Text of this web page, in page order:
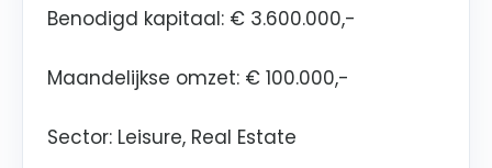
Benodigd kapitaal: € 3.600.000,-
Maandelijkse omzet: € 100.000,-
Sector: Leisure, Real Estate